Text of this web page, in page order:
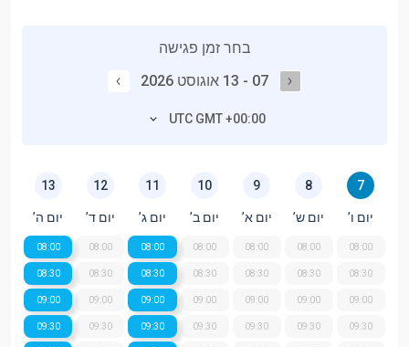
בחר זמן פגישה
07 - 13 אוגוסט 2026
UTC GMT +00:00
7
יום ו’
08:00
08:30
09:00
09:30
8
יום ש’
08:00
08:30
09:00
09:30
9
יום א’
08:00
08:30
09:00
09:30
10
יום ב’
08:00
08:30
09:00
09:30
11
יום ג’
08:00
08:30
09:00
09:30
12
יום ד’
08:00
08:30
09:00
09:30
13
יום ה’
08:00
08:30
09:00
09:30